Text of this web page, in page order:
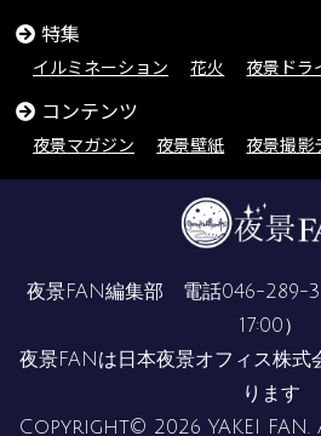
特集
イルミネーション 花火 夜景ドラ
コンテンツ
夜景マガジン 夜景壁紙 夜景撮影
夜景FAN編集部 電話046-289-
17:00）
夜景FANは 日本夜景オフィス株式
ります
Copyright© 2026 YAKEI